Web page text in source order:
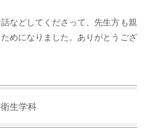
などしてくださって、先生方も親
めになりました。ありがとうござ
生学科